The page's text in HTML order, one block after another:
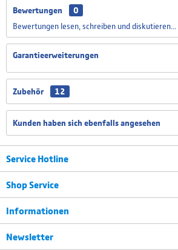
Spanisches Tastatur Layout
Portugiesisch Tastatur Layout
Bewertungen
0
Bewertungen lesen, schreiben und diskutieren...
Garantieerweiterungen
Zubehör 12
Kunden haben sich ebenfalls angesehen
Service Hotline
Shop Service
Informationen
Newsletter